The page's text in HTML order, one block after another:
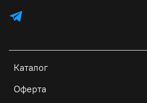
Каталог
Оферта